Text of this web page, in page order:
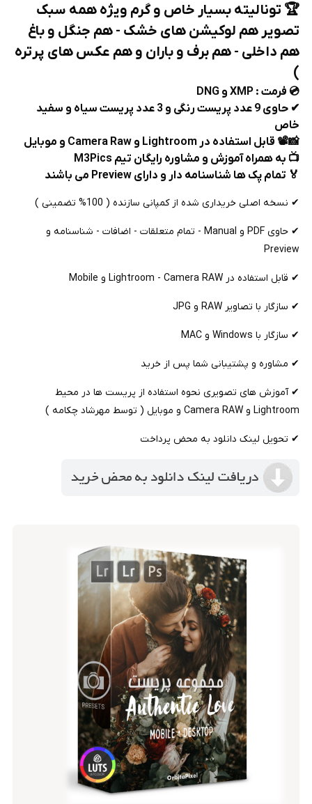
🏆 تونالیته بسیار خاص و گرم ویژه همه سبک
تصویر هم لوکیشن های خشک - هم جنگل و باغ
هم داخلی - هم برف و باران و هم عکس های پرتره
)
💿 فرمت : XMP و DNG
✔ حاوی 9 عدد پریست رنگی و 3 عدد پریست سیاه و سفید
خاص
📸📽 قابل استفاده در Lightroom و Camera Raw و موبایل
📺 به همراه آموزش و مشاوره رایگان تیم M3Pics
🏅 تمام پک ها شناسنامه دار و دارای Preview می باشند
✔ نسخه اصلی خریداری شده از کمپانی سازنده ( 100% تضمینی )
✔ حاوی PDF و Manual - تمام متعلقات - اضافات - شناسنامه و
Preview
✔ قابل استفاده در Lightroom - Camera RAW و Mobile
✔ سازگار با تصاویر RAW و JPG
✔ سازگار با Windows و MAC
✔ مشاوره و پشتیبانی شما پس از خرید
✔ آموزش های تصویری نحوه استفاده از پریست ها در محیط
Lightroom و Camera RAW و موبایل ( توسط مهرشاد چکامه )
✔ تحویل لینک دانلود به محض پرداخت